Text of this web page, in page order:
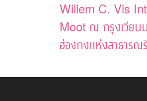
Willem C. Vis
Moot ณ กรุงเวียนน
ฮ่องกงแห่งสาธารณ